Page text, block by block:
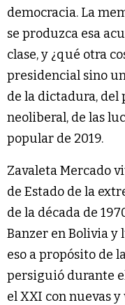
democracia. La
se produzca esa
clase, y ¿qué otra
presidencial sino
de la dictadura, del
neoliberal, de las
popular de 2019.
Zavaleta Mercado
de Estado de la
de la década de
Banzer en Bolivia y
eso a propósito de
persiguió durante
el XXI con nuevas